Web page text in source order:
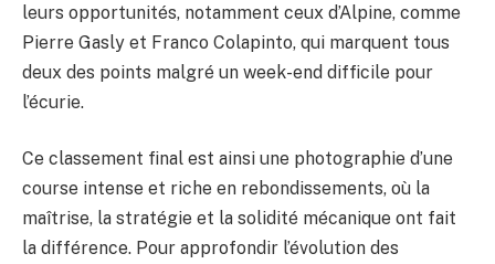
leurs opportunités, notamment ceux d’Alpine, comme
Pierre Gasly et Franco Colapinto, qui marquent tous
deux des points malgré un week-end difficile pour
l’écurie.
Ce classement final est ainsi une photographie d’une
course intense et riche en rebondissements, où la
maîtrise, la stratégie et la solidité mécanique ont fait
la différence. Pour approfondir l’évolution des